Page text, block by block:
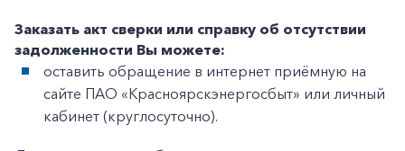
+7-800-700-24-57
Частным клиентам
Корпоративным клиентам
Заказать акт сверки или справку об отсутствии
задолженности Вы можете:
оставить обращение в интернет приёмную на
сайте ПАО «Красноярскэнергосбыт» или личный
кабинет (круглосуточно).